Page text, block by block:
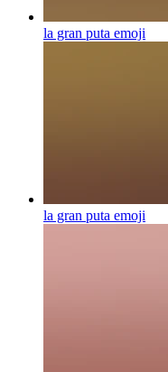
la gran puta emoji
la gran puta emoji